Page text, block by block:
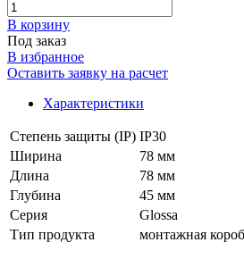
В корзинy
Под заказ
В избранное
Оставить заявку на расчет
Характеристики
Степень защиты (IP) IP30
Ширина
78 мм
Длина
78 мм
Глубина
45 мм
Серия
Glossa
Тип продукта
монтажная